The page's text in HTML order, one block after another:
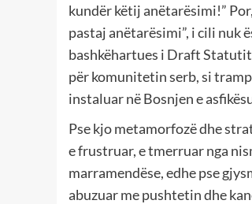
kundër këtij anëtarësimi!”
pastaj anëtarësimi”, i cili nuk
bashkëhartues i Draft
për komunitetin serb, si
instaluar në Bosnjen e
Pse kjo metamorfozë dhe
e frustruar, e tmerruar nga
marramendëse, edhe pse
abuzuar me pushtetin dhe